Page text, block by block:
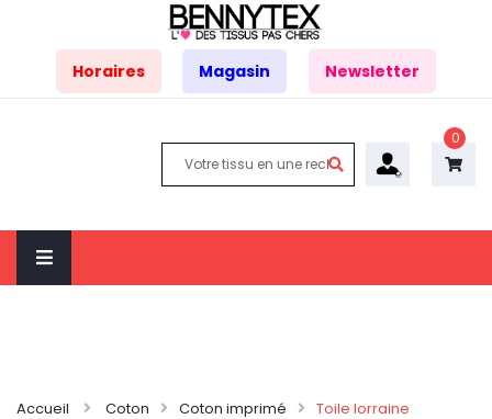
Horaires Magasin Newsletter
0
Accueil Coton Coton imprimé
Toile lorraine